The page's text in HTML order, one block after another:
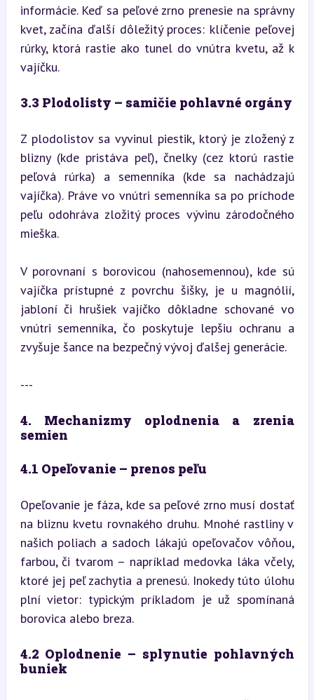
informácie. Keď sa peľové zrno prenesie na správny
kvet, začína ďalší dôležitý proces: klíčenie peľovej
rúrky, ktorá rastie ako tunel do vnútra kvetu, až k
vajíčku.
3.3 Plodolisty – samičie pohlavné orgány
Z plodolistov sa vyvinul piestik, ktorý je zložený z
blizny (kde pristáva peľ), čnelky (cez ktorú rastie
peľová rúrka) a semenníka (kde sa nachádzajú
vajíčka). Práve vo vnútri semenníka sa po príchode
peľu odohráva zložitý proces vývinu zárodočného
mieška.
V porovnaní s borovicou (nahosemennou), kde sú
vajíčka prístupné z povrchu šišky, je u magnólií,
jabloní či hrušiek vajíčko dôkladne schované vo
vnútri semenníka, čo poskytuje lepšiu ochranu a
zvyšuje šance na bezpečný vývoj ďalšej generácie.
---
4. Mechanizmy oplodnenia a zrenia
semien
4.1 Opeľovanie – prenos peľu
Opeľovanie je fáza, kde sa peľové zrno musí dostať
na bliznu kvetu rovnakého druhu. Mnohé rastliny v
našich poliach a sadoch lákajú opeľovačov vôňou,
farbou, či tvarom – napríklad medovka láka včely,
ktoré jej peľ zachytia a prenesú. Inokedy túto úlohu
plní vietor: typickým príkladom je už spomínaná
borovica alebo breza.
4.2 Oplodnenie – splynutie pohlavných
buniek